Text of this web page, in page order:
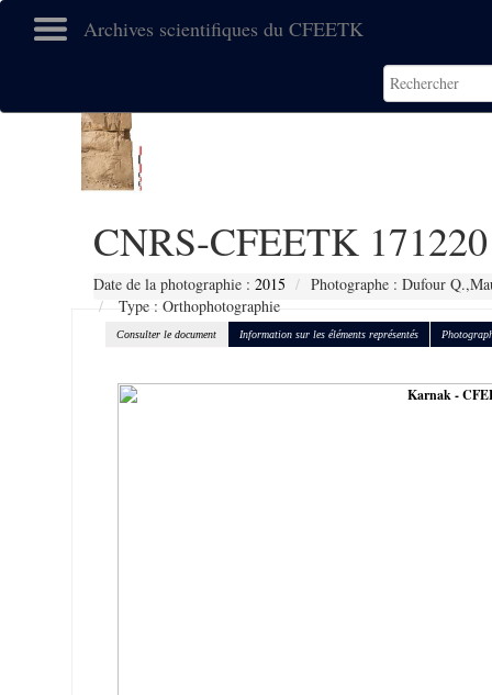
Archives scientifiques du CFEETK
CNRS-CFEETK 171220
Date de la photographie : 2015
Photographe : Dufour
Type : Orthophotographie
Consulter le document Information sur les éléments représentés